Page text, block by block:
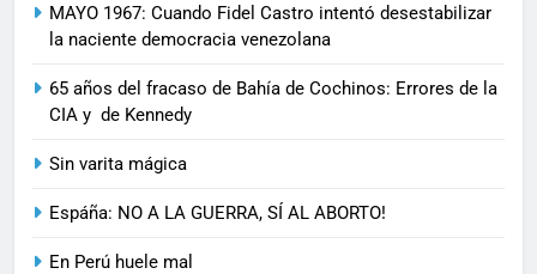
MAYO 1967: Cuando Fidel Castro intentó desestabilizar
la naciente democracia venezolana
65 años del fracaso de Bahía de Cochinos: Errores de la
CIA y de Kennedy
Sin varita mágica
Espáña: NO A LA GUERRA, SÍ AL ABORTO!
En Perú huele mal